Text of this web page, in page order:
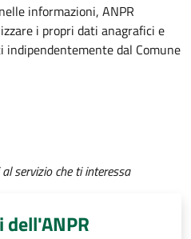
informazioni, ANPR
i propri dati anagrafici e
dal Comune
servizio che ti interessa
dell'ANPR